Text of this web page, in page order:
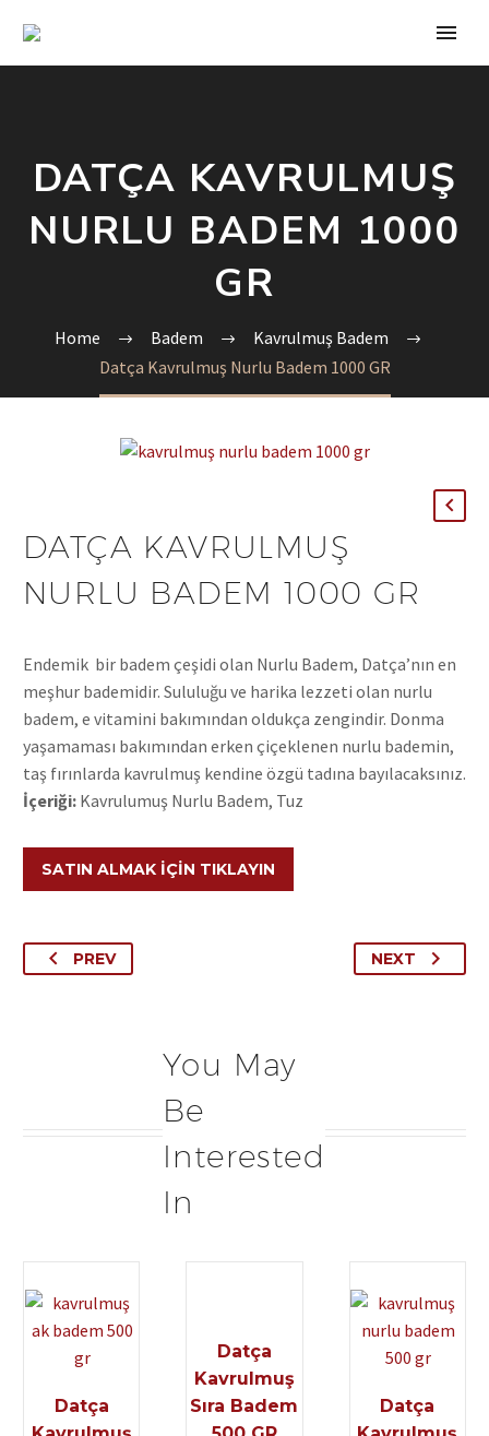
DATÇA KAVRULMUŞ
NURLU BADEM 1000
GR
Home Badem
Kavrulmuş Badem
Datça Kavrulmuş Nurlu Badem 1000 GR
DATÇA KAVRULMUŞ
NURLU BADEM 1000 GR
Endemik bir badem çeşidi olan Nurlu Badem, Datça’nın en
meşhur bademidir. Sululuğu ve harika lezzeti olan nurlu
badem, e vitamini bakımından oldukça zengindir. Donma
yaşamaması bakımından erken çiçeklenen nurlu bademin,
taş fırınlarda kavrulmuş kendine özgü tadına bayılacaksınız.
İçeriği: Kavrulumuş Nurlu Badem, Tuz
SATIN ALMAK İÇIN TIKLAYIN
PREV NEXT
You May
Be
Interested
In
Datça
Datça
Kavrulmuş
Sıra Badem
Datça